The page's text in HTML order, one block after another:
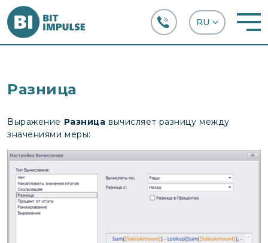
Разница
Выражение Разницавычисляет разницу между
значениями меры: